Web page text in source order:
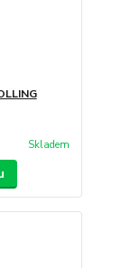
Skladem